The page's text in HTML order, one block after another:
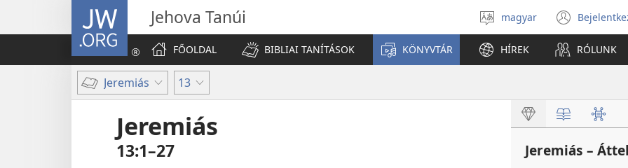
JW.ORG Jehova Tanúi
Válassz
nyelvet
magyar
new
FŐOLDAL
BIBLIAI TANÍTÁSOK KÖNYVTÁR HÍREK RÓLUNK
Jeremiás 13
Jeremiás
13:1–27 Jeremiás –